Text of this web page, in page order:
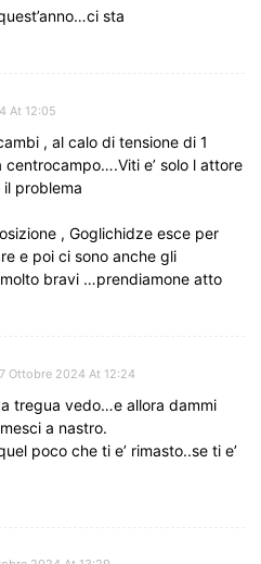
sta
At 12:05
, al calo di tensione di 1
centrocampo….Viti e’ solo l attore
problema
, Goglichidze esce per
e poi ci sono anche gli
bravi …prendiamone atto
7 Ottobre 2024 At 12:24
tregua vedo…e allora dammi
a nastro.
poco che ti e’ rimasto..se ti e’